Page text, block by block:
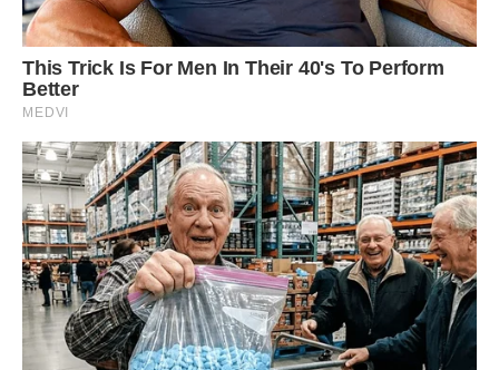
на скрип іржавих воріт. — Вона мені рота закриває! У хаті
моєї дитини мене просять мовчати, бо я, бачте, не
розуміюся на високій кухні! Дожилася я на старості літ,
що якась молода вискочка буде мені вказувати, що
казати, а що ні.